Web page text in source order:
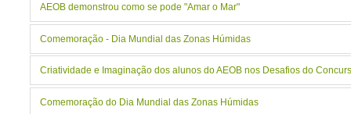
AEOB demonstrou como se pode "Amar o Mar"
Comemoração - Dia Mundial das Zonas Húmidas
Criatividade e Imaginação dos alunos do AEOB nos Desafios do
Comemoração do Dia Mundial das Zonas Húmidas